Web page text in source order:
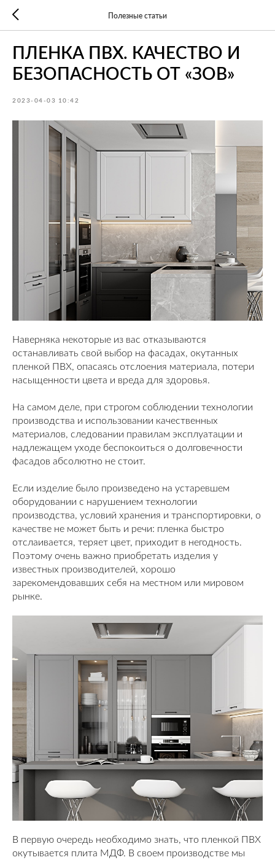
Полезные статьи
ПЛЕНКА ПВХ. КАЧЕСТВО И
БЕЗОПАСНОСТЬ ОТ «ЗОВ»
2023-04-03 10:42
Наверняка некоторые из вас отказываются
останавливать свой выбор на фасадах, окутанных
пленкой ПВХ, опасаясь отслоения материала, потери
насыщенности цвета и вреда для здоровья.
На самом деле, при строгом соблюдении технологии
производства и использовании качественных
материалов, следовании правилам эксплуатации и
надлежащем уходе беспокоиться о долговечности
фасадов абсолютно не стоит.
Если изделие было произведено на устаревшем
оборудовании с нарушением технологии
производства, условий хранения и транспортировки, о
качестве не может быть и речи: пленка быстро
отслаивается, теряет цвет, приходит в негодность.
Поэтому очень важно приобретать изделия у
известных производителей, хорошо
зарекомендовавших себя на местном или мировом
рынке.
В первую очередь необходимо знать, что пленкой ПВХ
окутывается плита МДФ. В своем производстве мы